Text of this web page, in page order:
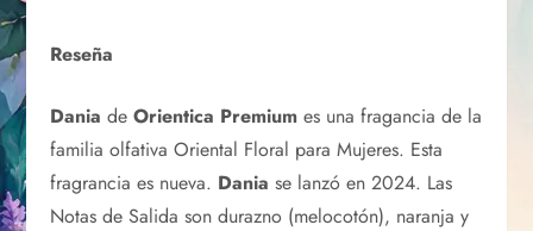
Reseña
Dania deOrientica Premium es una fragancia de la
familia olfativa Oriental Floral para Mujeres. Esta
fragrancia es nueva. Dania se lanzó en 2024. Las
Notas de Salida son durazno (melocotón), naranja y